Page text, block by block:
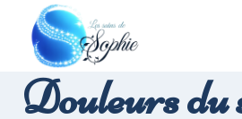
contenu
Douleurs du